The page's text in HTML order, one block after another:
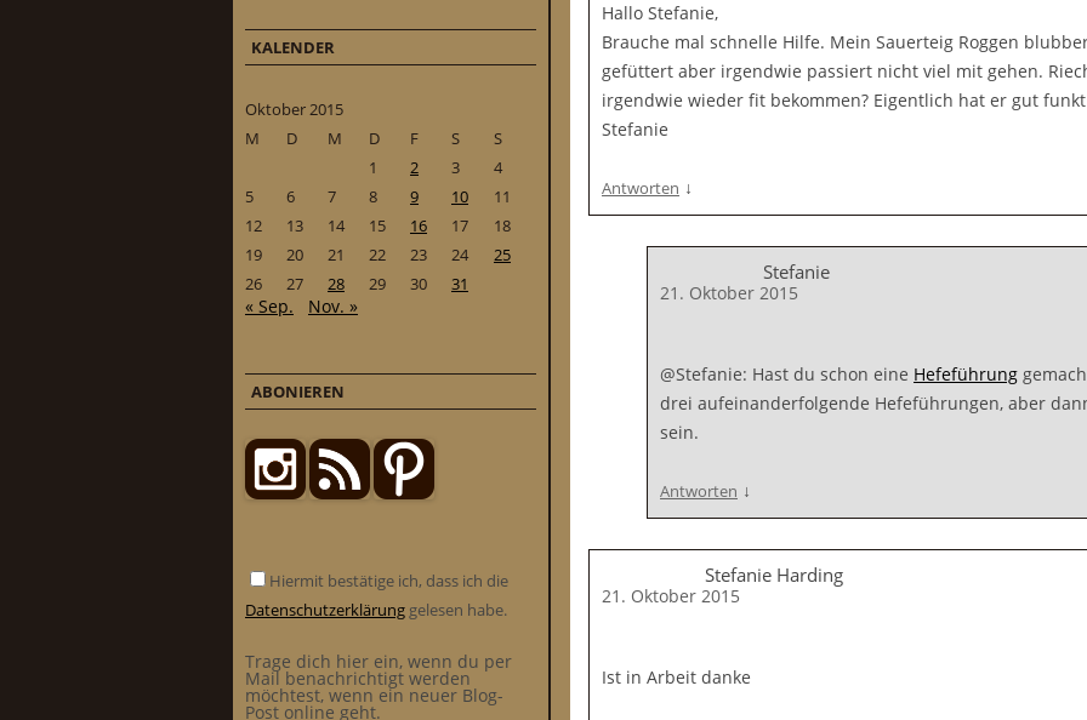
Hallo Stefanie,
Brauche mal schnelle Hilfe. Mein Sauerteig Roggen
gefüttert aber irgendwie passiert nicht viel mit gehen.
irgendwie wieder fit bekommen? Eigentlich hat er gut
Stefanie
Antworten ↓
Stefanie
21. Oktober 2015
@Stefanie: Hast du schon eine Hefeführung
drei aufeinanderfolgende Hefeführungen, aber
sein.
Antworten ↓
Stefanie Harding
21. Oktober 2015
Ist in Arbeit danke
KALENDER
Oktober 2015
M
D M D F S
S
1
2 3
4
5
6 7 8 9 10
11
12
13 14 15 16 17
18
19
20 21 22 23 24
25
26
27 28 29 30 31
« Sep. Nov. »
ABONIEREN
Hiermit bestätige ich, dass ich die
Datenschutzerklärung gelesen habe.
Trage dich hier ein, wenn du per
Mail benachrichtigt werden
möchtest, wenn ein neuer Blog-
Post online geht.